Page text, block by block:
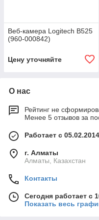
Веб-камера Logitech B525
(960-000842)
Цену уточняйте
О нас
Рейтинг не
Менее 5 отзывов за
Работает с 05.02.2014
г. Алматы
Алматы, Казахстан
Контакты
Сегодня работает с
Показать весь